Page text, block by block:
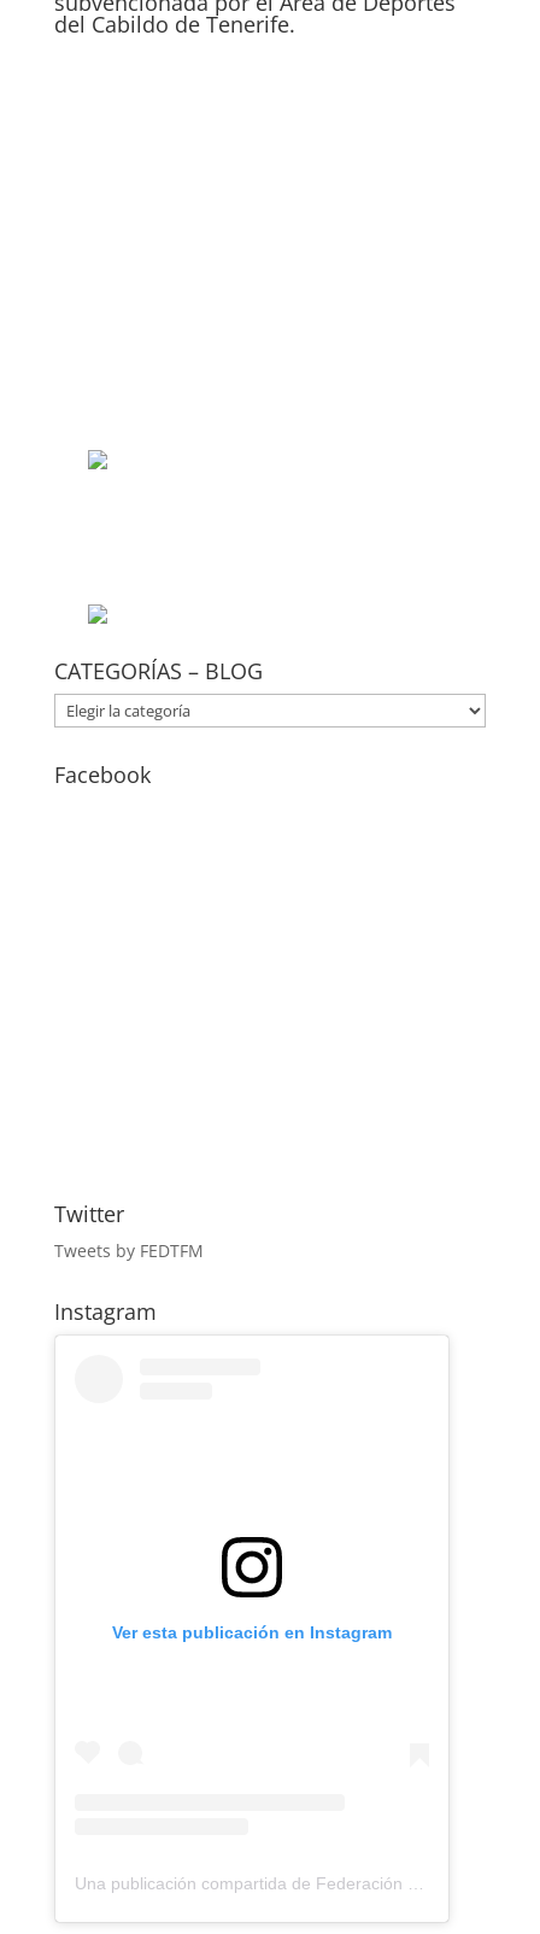
del Cabildo de Tenerife.
CATEGORÍAS – BLOG
CATEGORÍAS
–
Facebook
Twitter
Tweets by FEDTFM
Instagram
Ver esta publicación en Instagram
Una publicación compartida de Federación Montañismo Tenerife (@federacion_montanismo_tenerife)